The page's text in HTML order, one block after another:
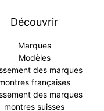
Découvrir
Marques
Modèles
des marques
françaises
des marques
montres suisses